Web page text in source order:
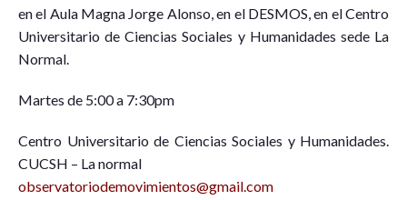
en el Aula Magna Jorge Alonso, en el DESMOS, en el Centro
Universitario de Ciencias Sociales y Humanidades sede La
Normal.
Martes de 5:00 a 7:30pm
Centro Universitario de Ciencias Sociales y Humanidades.
CUCSH – La normal
observatoriodemovimientos@gmail.com